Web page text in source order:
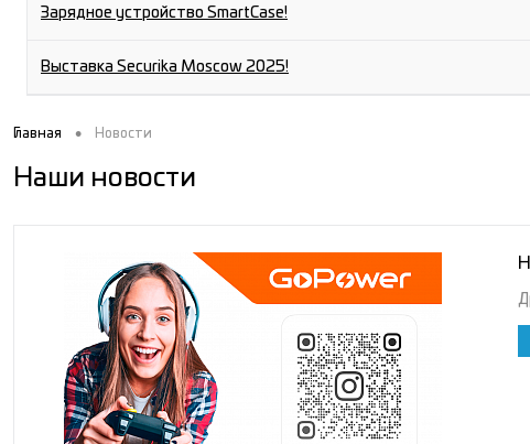
Зарядное устройство SmartCase!
Выставка Securika Moscow 2025!
Главная • Новости
Наши новости